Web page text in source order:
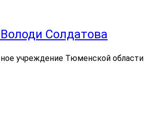
Солдатова
учреждение Тюменской области